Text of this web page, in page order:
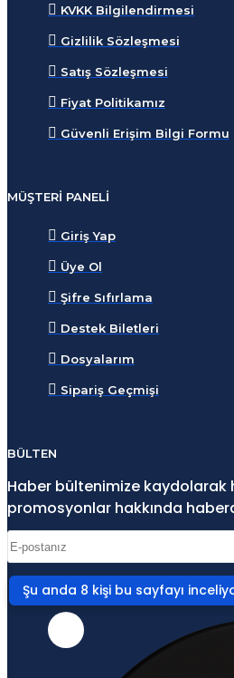
Şu anda 8 kişi bu sayfayı
KVKK Bilgilendirmesi
Gizlilik Sözleşmesi
Satış Sözleşmesi
Fiyat Politikamız
Güvenli Erişim Bilgi Formu
MÜŞTERI PANELI
Giriş Yap
Üye Ol
Şifre Sıfırlama
Destek Biletleri
Dosyalarım
Sipariş Geçmişi
BÜLTEN
Haber bültenimize kaydolarak
promosyonlar hakkında
Gizlilik Sözleşmesi'ni okudum ve